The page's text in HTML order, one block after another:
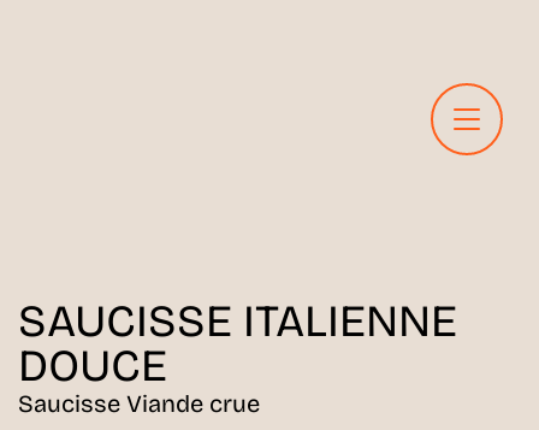
SAUCISSE ITALIENNE
DOUCE
Saucisse Viande crue